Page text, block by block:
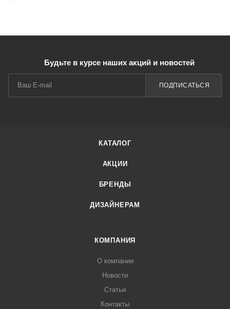
Будьте в курсе наших акций и новостей
ПОДПИСАТЬСЯ
КАТАЛОГ
АКЦИИ
БРЕНДЫ
ДИЗАЙНЕРАМ
КОМПАНИЯ
О компании
Новости
Статьи
Контакты